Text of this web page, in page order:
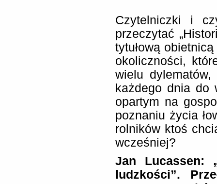
Czytelniczki i
przeczytać
tytułową
okoliczności,
wielu
każdego dnia do
opartym na
poznaniu życia
rolników ktoś
wcześniej?
Jan Lucassen:
ludzkości”.